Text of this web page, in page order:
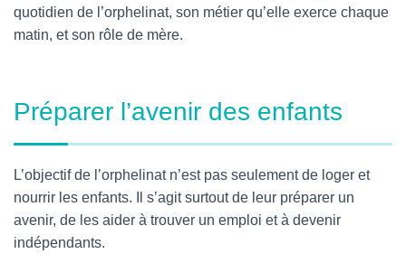
quotidien de l’orphelinat, son métier qu’elle exerce chaque
matin, et son rôle de mère.
Préparer l’avenir des enfants
L’objectif de l’orphelinat n’est pas seulement de loger et
nourrir les enfants. Il s’agit surtout de leur préparer un
avenir, de les aider à trouver un emploi et à devenir
indépendants.